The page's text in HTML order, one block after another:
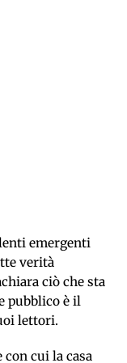
emergenti
verità
ciò che sta
pubblico è il
lettori.
con cui la casa